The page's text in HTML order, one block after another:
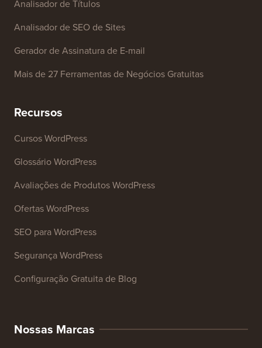
Analisador de Títulos
Analisador de SEO de Sites
Gerador de Assinatura de E-mail
Mais de 27 Ferramentas de Negócios Gratuitas
Recursos
Cursos WordPress
Glossário WordPress
Avaliações de Produtos WordPress
Ofertas WordPress
SEO para WordPress
Segurança WordPress
Configuração Gratuita de Blog
Nossas Marcas